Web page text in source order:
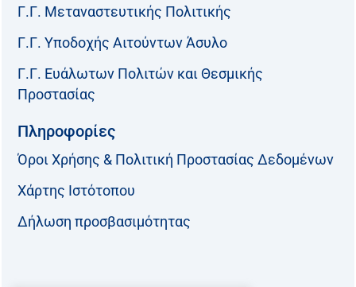
Γ.Γ. Μεταναστευτικής Πολιτικής
Γ.Γ. Υποδοχής Αιτούντων Άσυλο
Γ.Γ. Ευάλωτων Πολιτών και Θεσμικής
Προστασίας
Πληροφορίες
Όροι Χρήσης & Πολιτική Προστασίας Δεδομένων
Χάρτης Ιστότοπου
Δήλωση προσβασιμότητας